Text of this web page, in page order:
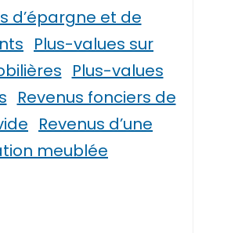
d’épargne et de
Plus-values sur
Plus-values
Revenus fonciers de
Revenus d’une
meublée